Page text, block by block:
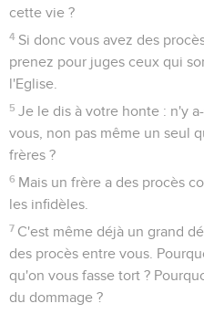
cette vie ?
4 Si donc vous avez des
prenez pour juges ceux qui
l'Eglise.
5 Je le dis à votre honte : n'y
vous, non pas même un seul
frères ?
6 Mais un frère a des procès
les infidèles.
7 C'est même déjà un grand
des procès entre vous.
qu'on vous fasse tort ?
du dommage ?